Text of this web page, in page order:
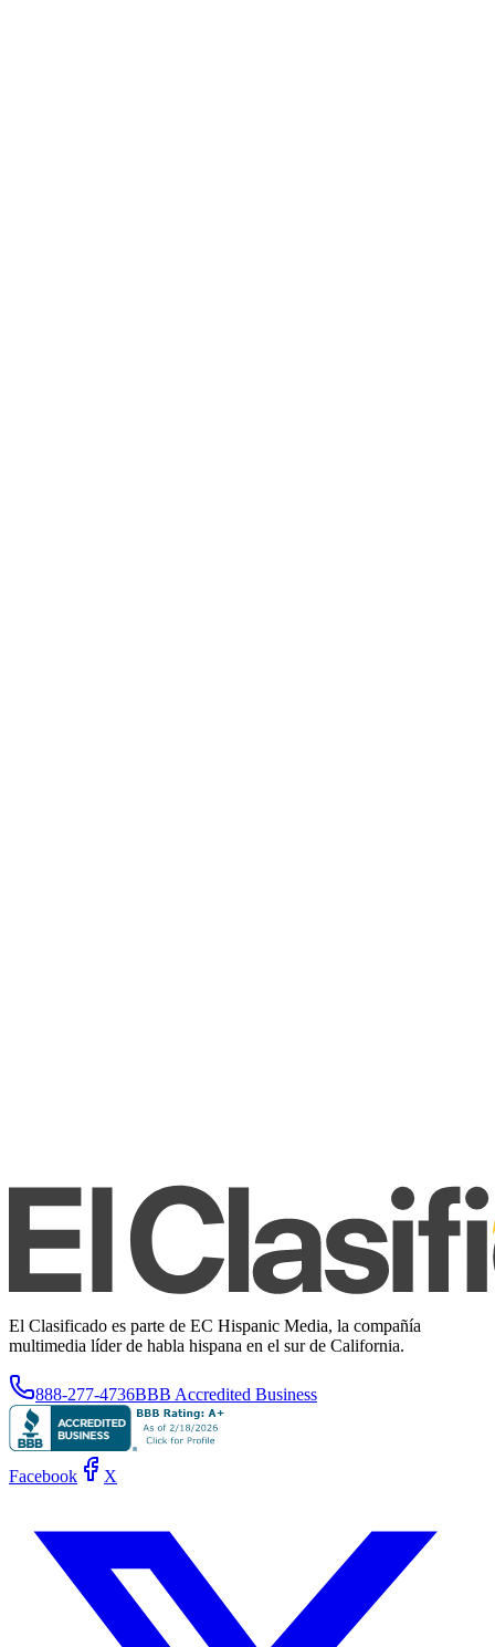
El Clasificado es parte de EC Hispanic Media, la compañía
multimedia líder de habla hispana en el sur de California.
888-277-4736BBB Accredited Business
Facebook X